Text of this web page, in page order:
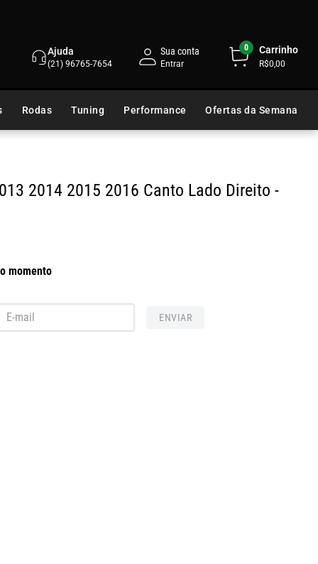
Ajuda
(21) 96765-7654
Sua conta 0 Carrinho
R$0,00
Rodas Tuning Performance Ofertas da Semana
2014 2015 2016 Canto Lado Direito -
momento
ENVIAR